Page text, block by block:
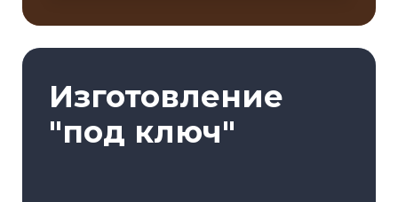
Изготовление
"под ключ"